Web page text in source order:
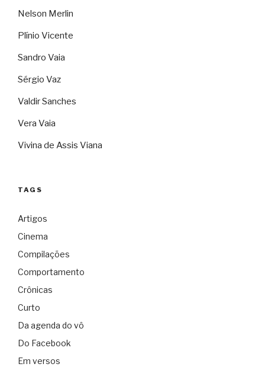
Nelson Merlin
Plínio Vicente
Sandro Vaia
Sérgio Vaz
Valdir Sanches
Vera Vaia
Vivina de Assis Viana
TAGS
Artigos
Cinema
Compilações
Comportamento
Crônicas
Curto
Da agenda do vô
Do Facebook
Em versos